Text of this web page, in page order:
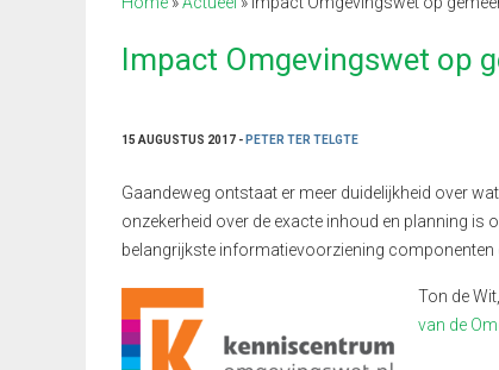
Impact Omgevingswet op
15 AUGUSTUS 2017 - PETER TER TELGTE
Gaandeweg ontstaat er meer duidelijkheid over
onzekerheid over de exacte inhoud en planning is
belangrijkste informatievoorziening componenten
Ton de Wit,
van de